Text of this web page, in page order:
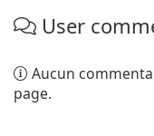
FacebookTwitter
User
Aucun
page.